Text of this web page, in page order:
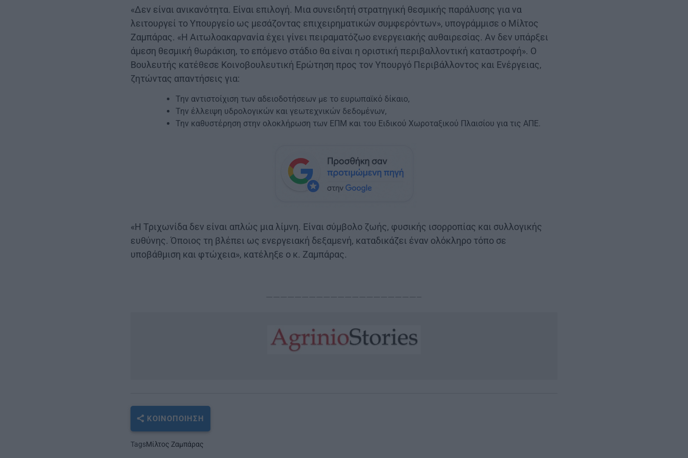
«Δεν είναι ανικανότητα. Είναι επιλογή. Μια συνειδητή στρατηγική θεσμικής παράλυσης για να
λειτουργεί το Υπουργείο ως μεσάζοντας επιχειρηματικών συμφερόντων», υπογράμμισε ο Μίλτος
Ζαμπάρας. «Η Αιτωλοακαρνανία έχει γίνει πειραματόζωο ενεργειακής αυθαιρεσίας. Αν δεν υπάρξει
άμεση θεσμική θωράκιση, το επόμενο στάδιο θα είναι η οριστική περιβαλλοντική καταστροφή». Ο
Βουλευτής κατέθεσε Κοινοβουλευτική Ερώτηση προς τον Υπουργό Περιβάλλοντος και Ενέργειας,
ζητώντας απαντήσεις για:
Την αντιστοίχιση των αδειοδοτήσεων με το ευρωπαϊκό δίκαιο,
Την έλλειψη υδρολογικών και γεωτεχνικών δεδομένων,
Την καθυστέρηση στην ολοκλήρωση των ΕΠΜ και του Ειδικού Χωροταξικού Πλαισίου για τις ΑΠΕ.
«Η Τριχωνίδα δεν είναι απλώς μια λίμνη. Είναι σύμβολο ζωής, φυσικής ισορροπίας και συλλογικής
ευθύνης. Όποιος τη βλέπει ως ενεργειακή δεξαμενή, καταδικάζει έναν ολόκληρο τόπο σε
υποβάθμιση και φτώχεια», κατέληξε ο κ. Ζαμπάρας.
—————————————————————–
ΚΟΙΝΟΠΟΊΗΣΗ
TagsΜίλτος Ζαμπάρας